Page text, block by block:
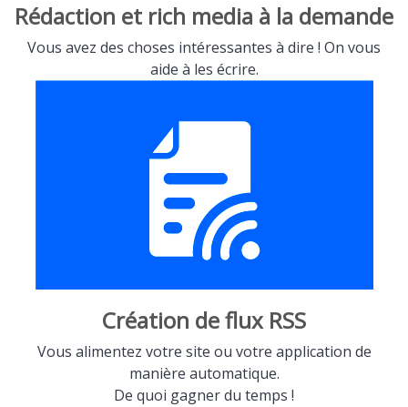
Rédaction et rich media à la demande
Vous avez des choses intéressantes à dire ! On vous
aide à les écrire.
Création de flux RSS
Vous alimentez votre site ou votre application de
manière automatique.
De quoi gagner du temps !